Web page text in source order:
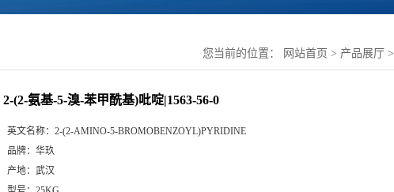
您当前的位置： 网站首页 > 产品展厅 >
2-(2-氨基-5-溴-苯甲酰基)吡啶|1563-56-0
英文名称： 2-(2-AMINO-5-BROMOBENZOYL)PYRIDINE
品牌： 华玖
产地： 武汉